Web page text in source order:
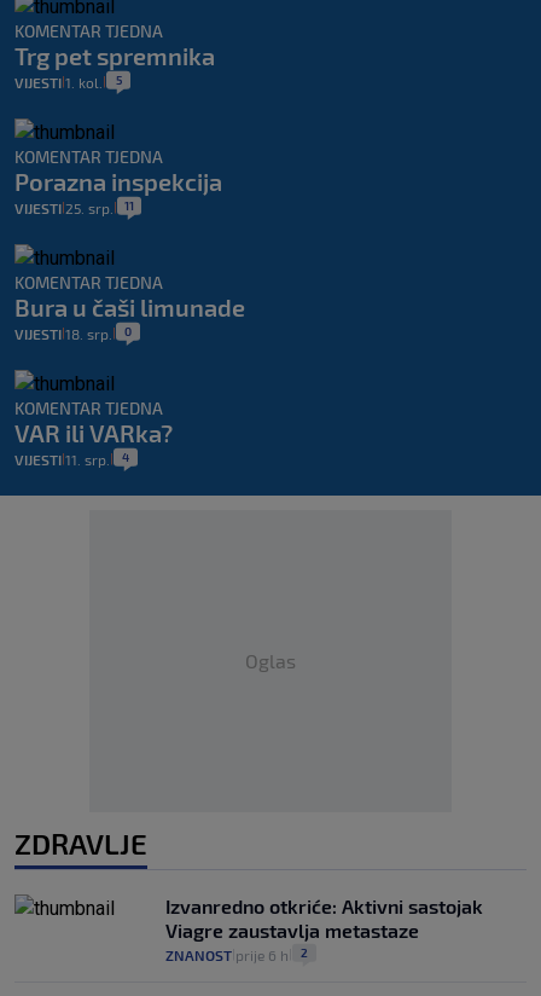
KOMENTAR TJEDNA
Trg pet spremnika
VIJESTI 1. kol. 5
KOMENTAR TJEDNA
Porazna inspekcija
VIJESTI 25. srp. 11
KOMENTAR TJEDNA
Bura u čaši limunade
VIJESTI 18. srp. 0
KOMENTAR TJEDNA
VAR ili VARka?
VIJESTI 11. srp. 4
Oglas
ZDRAVLJE
Izvanredno otkriće: Aktivni sastojak
Viagre zaustavlja metastaze
ZNANOST prije 6 h 2